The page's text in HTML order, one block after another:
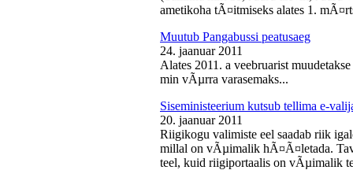
ametikoha tÃ¤itmiseks alates 1.
Muutub Pangabussi peatusaeg
24. jaanuar 2011
Alates 2011. a veebruarist
min vÃµrra varasemaks...
Siseministeerium kutsub tellima e-
20. jaanuar 2011
Riigikogu valimiste eel saadab riik
millal on vÃµimalik hÃ¤Ã¤letada.
teel, kuid riigiportaalis on vÃµimalik